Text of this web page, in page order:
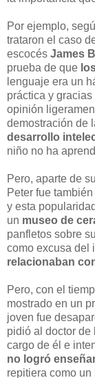
Por ejemplo,
trataron el caso
escocés James
prueba de que
lenguaje era un
práctica y
opinión
demostración de
desarrollo
niño no ha
Pero, aparte de
Peter fue
y esta
un museo de
panfletos sobre
como excusa del
relacionaban
Pero, con el
mostrado en un
joven fue
pidió al doctor de
cargo de él e
no logró
repitiera como